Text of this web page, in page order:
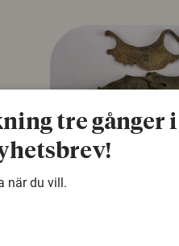
tre gånger i
när du vill.